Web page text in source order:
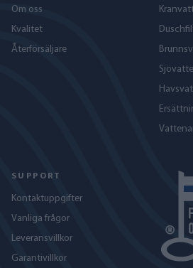
Om oss
Kvalitet
Återförsäljare
SUPPORT
Kontaktuppgifter
Vanliga frågor
Leveransvillkor
Garantivillkor